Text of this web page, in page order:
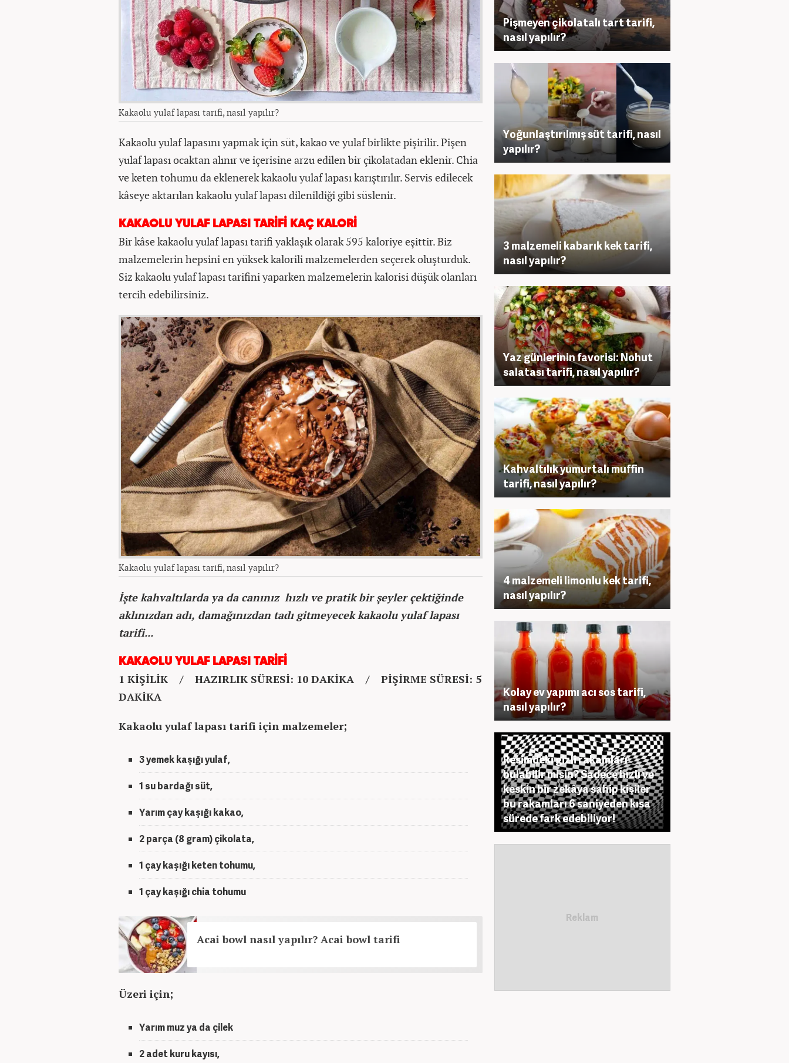
Kakaolu yulaf lapası tarifi, nasıl yapılır?
Kakaolu yulaf lapasını yapmak için süt, kakao ve yulaf birlikte pişirilir. Pişen
yulaf lapası ocaktan alınır ve içerisine arzu edilen bir çikolatadan eklenir. Chia
ve keten tohumu da eklenerek kakaolu yulaf lapası karıştırılır. Servis edilecek
kâseye aktarılan kakaolu yulaf lapası dilenildiği gibi süslenir.
KAKAOLU YULAF LAPASI TARİFİ KAÇ KALORİ
Bir kâse kakaolu yulaf lapası tarifi yaklaşık olarak 595 kaloriye eşittir. Biz
malzemelerin hepsini en yüksek kalorili malzemelerden seçerek oluşturduk.
Siz kakaolu yulaf lapası tarifini yaparken malzemelerin kalorisi düşük olanları
tercih edebilirsiniz.
Kakaolu yulaf lapası tarifi, nasıl yapılır?
İşte kahvaltılarda ya da canınız hızlı ve pratik bir şeyler çektiğinde
aklınızdan adı, damağınızdan tadı gitmeyecek kakaolu yulaf lapası
tarifi...
KAKAOLU YULAF LAPASI TARİFİ
1 KİŞİLİK / HAZIRLIK SÜRESİ: 10 DAKİKA / PİŞİRME SÜRESİ: 5
DAKİKA
Kakaolu yulaf lapası tarifi için malzemeler;
3 yemek kaşığı yulaf,
1 su bardağı süt,
Yarım çay kaşığı kakao,
2 parça (8 gram) çikolata,
1 çay kaşığı keten tohumu,
1 çay kaşığı chia tohumu
Acai bowl nasıl yapılır? Acai bowl tarifi
Üzeri için;
Yarım muz ya da çilek
2 adet kuru kayısı,
Pişmeyen çikolatalı tart tarifi,
nasıl yapılır?
Yoğunlaştırılmış süt tarifi, nasıl
yapılır?
3 malzemeli kabarık kek tarifi,
nasıl yapılır?
Yaz günlerinin favorisi: Nohut
salatası tarifi, nasıl yapılır?
Kahvaltılık yumurtalı muffin
tarifi, nasıl yapılır?
4 malzemeli limonlu kek tarifi,
nasıl yapılır?
Kolay ev yapımı acı sos tarifi,
nasıl yapılır?
Resimdeki gizli rakamları
bulabilir misin? Sadece hızlı ve
keskin bir zekâya sahip kişiler
bu rakamları 6 saniyeden kısa
sürede fark edebiliyor!